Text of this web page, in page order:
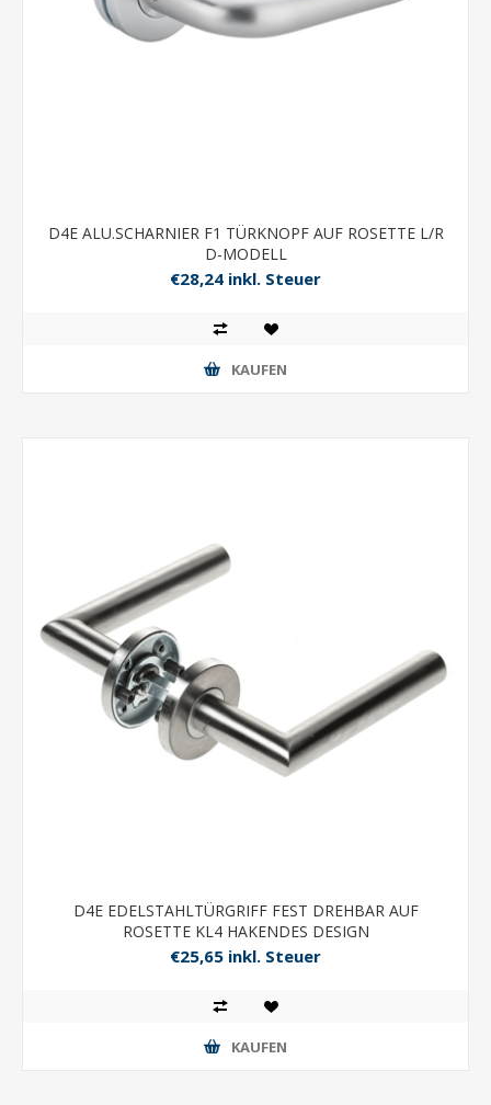
D4E ALU.SCHARNIER F1 TÜRKNOPF AUF ROSETTE L/R
D-MODELL
€28,24 inkl. Steuer
KAUFEN
D4E EDELSTAHLTÜRGRIFF FEST DREHBAR AUF
ROSETTE KL4 HAKENDES DESIGN
€25,65 inkl. Steuer
KAUFEN